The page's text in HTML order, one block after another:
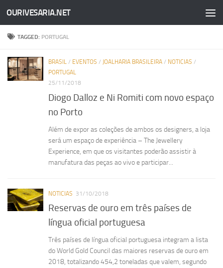
Skip to content
OURIVESARIA.NET
TAGGED: PORTUGAL
BRASIL / EVENTOS / JOALHARIA BRASILEIRA / NOTICIAS /
PORTUGAL
25/11/2018
Diogo Dalloz e Ni Romiti com novo espaço
no Porto
Além de expor as coleções de ambos os designers, a loja
será um espaço de experiência – The Jewellery
Experience, em que os visitantes poderão assistir à
manufatura das peças ao vivo e participar...
NOTICIAS 31/10/2018
Reservas de ouro em três países de
língua oficial portuguesa
Três países de língua oficial portuguesa integram a lista
do World Gold Council das maiores reservas de ouro em
2018, totalizando 454,2 toneladas que valem, segundo